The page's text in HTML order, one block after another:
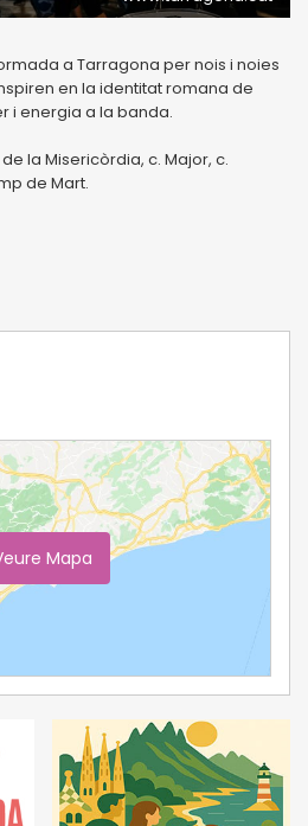
a Tarragona per nois i noies
en la identitat romana de
i energia a la banda.
la Misericòrdia, c. Major, c.
de Mart.
Mapa